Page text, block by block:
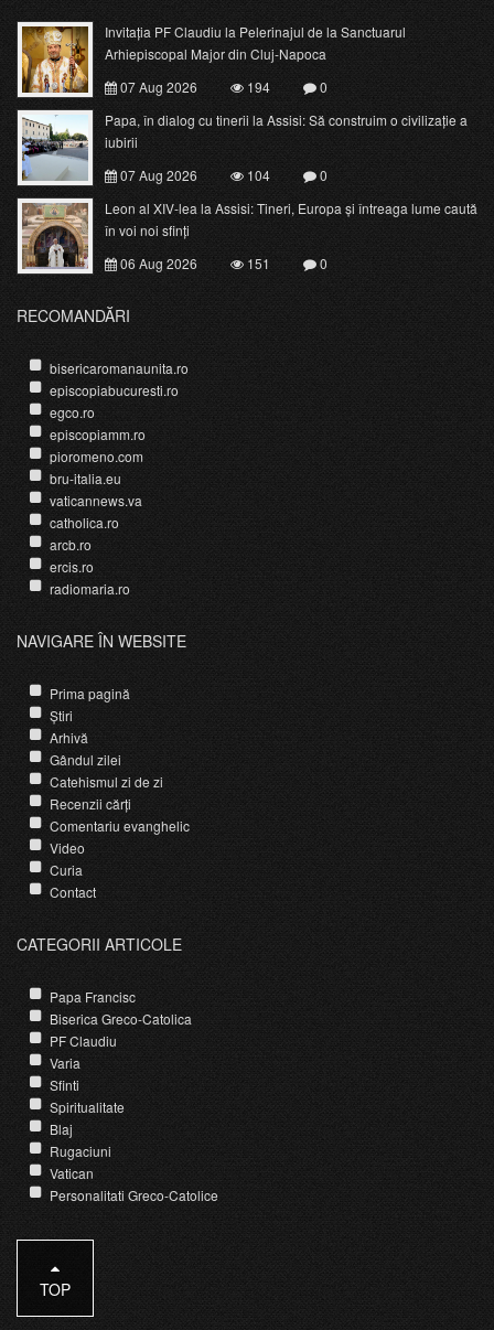
Invitația PF Claudiu la Pelerinajul de la Sanctuarul
Arhiepiscopal Major din Cluj-Napoca
07 Aug 2026
194
0
Papa, în dialog cu tinerii la Assisi: Să construim o civilizație a
iubirii
07 Aug 2026
104
0
Leon al XIV-lea la Assisi: Tineri, Europa și întreaga lume caută
în voi noi sfinți
06 Aug 2026
151 0
RECOMANDĂRI
bisericaromanaunita.ro
episcopiabucuresti.ro
egco.ro
episcopiamm.ro
pioromeno.com
bru-italia.eu
vaticannews.va
catholica.ro
arcb.ro
ercis.ro
radiomaria.ro
NAVIGARE ÎN WEBSITE
Prima pagină
Știri
Arhivă
Gândul zilei
Catehismul zi de zi
Recenzii cărți
Comentariu evanghelic
Video
Curia
Contact
CATEGORII ARTICOLE
Papa Francisc
Biserica Greco-Catolica
PF Claudiu
Varia
Sfinti
Spiritualitate
Blaj
Rugaciuni
Vatican
Personalitati Greco-Catolice
TOP